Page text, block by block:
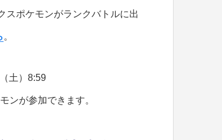
スポケモンがランクバトルに出
。
土）8:59
ンが参加できます。